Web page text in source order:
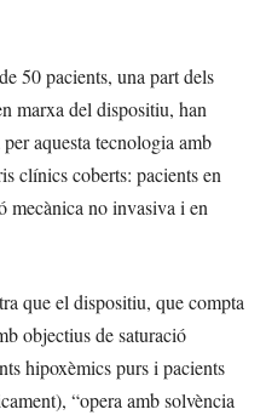
50 pacients, una part dels
marxa del dispositiu, han
aquesta tecnologia amb
clínics coberts: pacients en
mecànica no invasiva i en
que el dispositiu, que compta
objectius de saturació
hipoxèmics purs i pacients
“opera amb solvència